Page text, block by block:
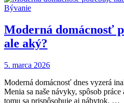
Bývanie
Moderná domácnosť
ale aký?
5. marca 2026
Moderná domácnosť dnes vyzerá
Menia sa naše návyky, spôsob
tomu sa prispôsobuje aj nábytok. …